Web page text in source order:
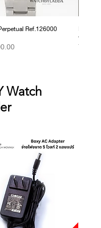
Ref.126000
Price
THB
Watch